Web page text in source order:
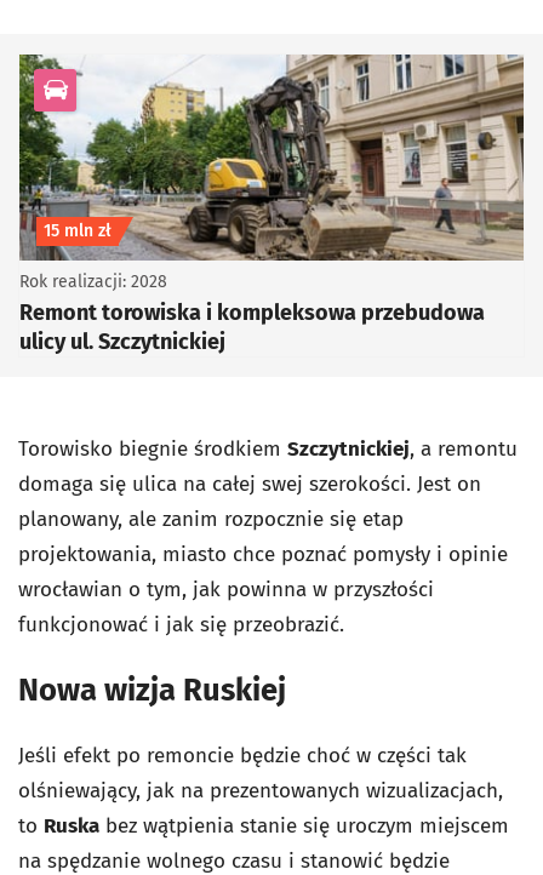
kategoria Infrastruktura drogowa
Koszt inwestycji
15 mln zł
Remont torowiska i kompleksowa przebudowa
ulicy ul. Szczytnickiej
Rok realizacji: 2028
Torowisko biegnie środkiem Szczytnickiej, a remontu
domaga się ulica na całej swej szerokości. Jest on
planowany, ale zanim rozpocznie się etap
projektowania, miasto chce poznać pomysły i opinie
wrocławian o tym, jak powinna w przyszłości
funkcjonować i jak się przeobrazić.
Nowa wizja Ruskiej
Jeśli efekt po remoncie będzie choć w części tak
olśniewający, jak na prezentowanych wizualizacjach,
to Ruska bez wątpienia stanie się uroczym miejscem
na spędzanie wolnego czasu i stanowić będzie